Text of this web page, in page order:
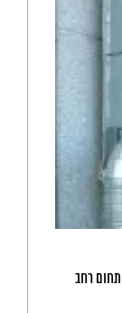
תחום רחב